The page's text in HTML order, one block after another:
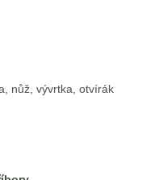
nůž, vývrtka, otvírák